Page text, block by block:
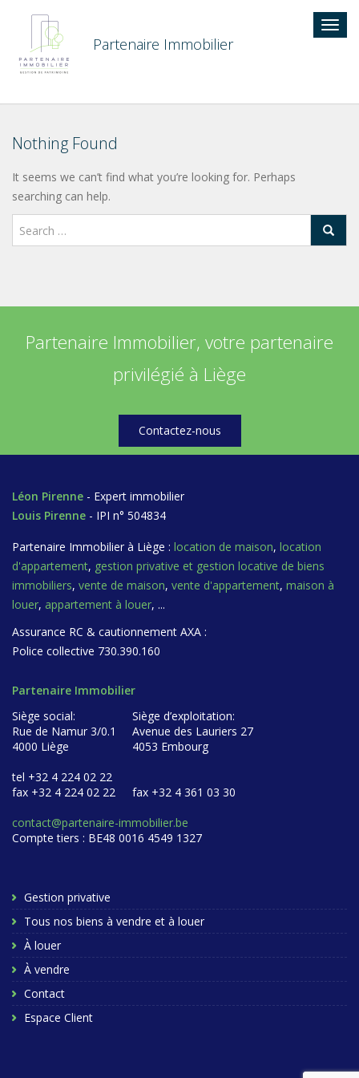
Partenaire Immobilier
Nothing Found
It seems we can’t find what you’re looking for. Perhaps
searching can help.
Partenaire Immobilier, votre partenaire
privilégié à Liège
Contactez-nous
Léon Pirenne - Expert immobilier
Louis Pirenne - IPI n° 504834
Partenaire Immobilier à Liège : location de maison, location
d'appartement, gestion privative et gestion locative de biens
immobiliers, vente de maison, vente d'appartement, maison à
louer, appartement à louer, ...
Assurance RC & cautionnement AXA :
Police collective 730.390.160
Partenaire Immobilier
Siège social:
Rue de Namur 3/0.1
4000 Liège
tel +32 4 224 02 22
fax +32 4 224 02 22
Siège d’exploitation:
Avenue des Lauriers 27
4053 Embourg
fax +32 4 361 03 30
contact@partenaire-immobilier.be
Compte tiers : BE48 0016 4549 1327
Gestion privative
Tous nos biens à vendre et à louer
À louer
À vendre
Contact
Espace Client